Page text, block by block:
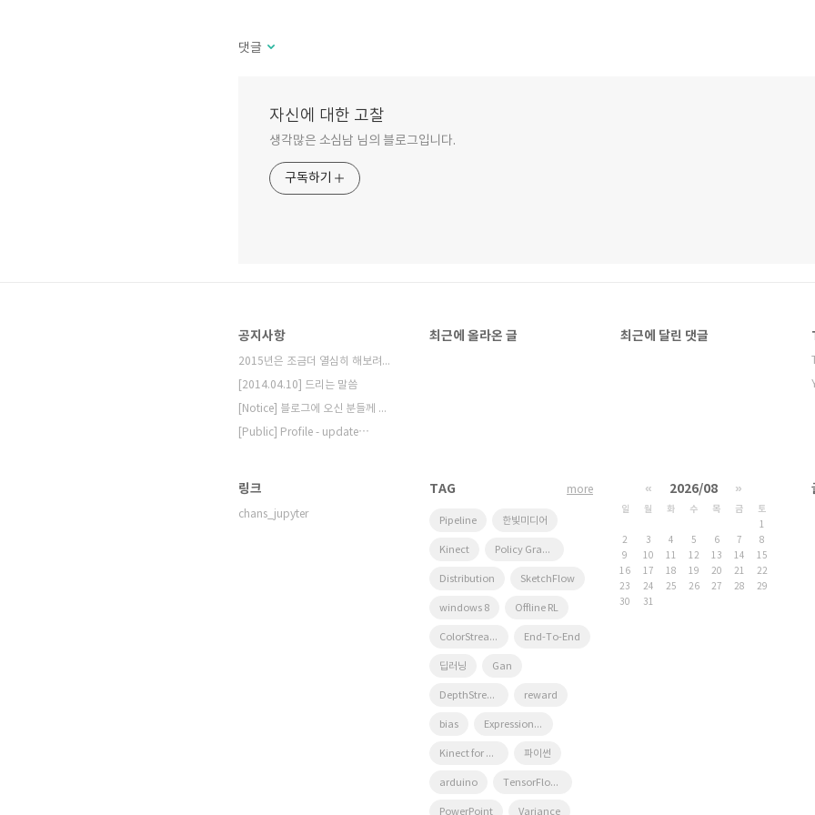
댓글
자신에 대한 고찰
생각많은 소심남 님의 블로그입니다.
구독하기
공지사항
2015년은 조금더 열심히 해보려고 합니다.
[2014.04.10] 드리는 말씀
[Notice] 블로그에 오신 분들께 드리는 ⋯
[Public] Profile - update⋯
최근에 올라온 글 최근에 달린 댓글
링크
chans_jupyter
TAG
Pipeline 한빛미디어
Kinect Policy Gradient
Distribution SketchFlow
windows 8 Offline RL
ColorStream End-To-End
딥러닝 Gan
DepthStream reward
bias Expression Blend 4
Kinect for windows 파이썬
arduino TensorFlow Lite
PowerPoint Variance
more « 2026/08 »
일 월 화 수 목 금
토
1
2
3 4 5 6 7
8
9
10 11 12 13 14
15
16
17 18 19 20 21
22
23
24 25 26 27 28
29
30
31